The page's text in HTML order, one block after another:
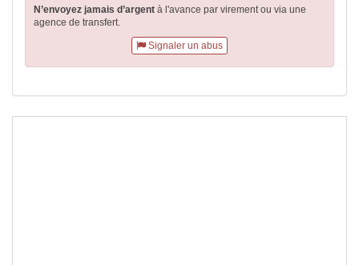
N’envoyez jamais d’argent à l'avance par virementou via une
agence de transfert.
Signaler un abus